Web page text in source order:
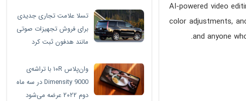
AI-powered video
color adjustments,
and anyone
تسلا علامت تجاری جدیدی
برای فروش تجهیزات صوتی
مانند هدفون ثبت کرد
وان‌پلاس ۱۰R با تراشه‌ی
Dimensity 9000 در سه ماه
دوم ۲۰۲۲ عرضه می‌شود